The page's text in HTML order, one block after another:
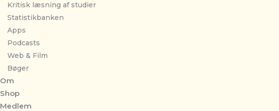
Kritisk læsning af studier
Statistikbanken
Apps
Podcasts
Web & Film
Bøger
Om
Shop
Medlem